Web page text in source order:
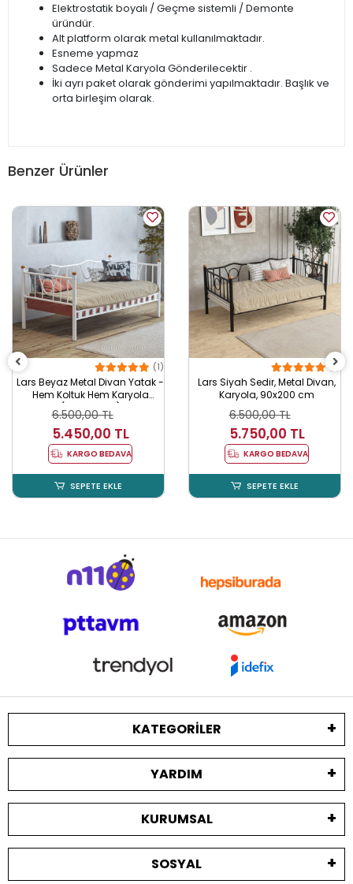
Elektrostatik boyalı / Geçme sistemli / Demonte
üründür.
Alt platform olarak metal kullanılmaktadır.
Esneme yapmaz
Sadece Metal Karyola Gönderilecektir .
İki ayrı paket olarak gönderimi yapılmaktadır. Başlık ve
orta birleşim olarak.
Benzer Ürünler
(1)
Lars Beyaz Metal Divan Yatak -
Hem Koltuk Hem Karyola
(90x190 cm)
6.500,00 TL
5.450,00 TL
KARGO BEDAVA
SEPETE EKLE
(1)
Lars Siyah Sedir, Metal Divan,
Karyola, 90x200 cm
6.500,00 TL
5.750,00 TL
KARGO BEDAVA
SEPETE EKLE
KATEGORILER
YARDIM
KURUMSAL
SOSYAL